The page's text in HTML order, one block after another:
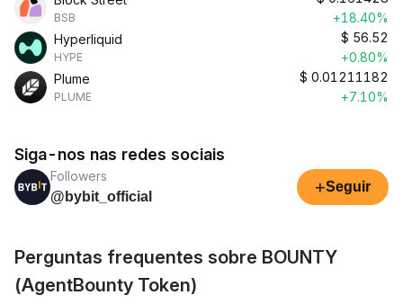
BSB
+18.40%
Hyperliquid
HYPE
$ 56.52
+0.80%
Plume
PLUME
$ 0.01211182
+7.10%
Siga-nos nas redes sociais
Followers
@bybit_official
+Seguir
Perguntas frequentes sobre BOUNTY
(AgentBounty Token)